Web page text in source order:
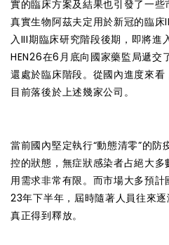
實的臨床方案及結果也引發了一些
真實生物阿茲夫定用於新冠的臨
入III期臨床研究階段後期，即將進
HEN26在6月底向國家藥監局遞交
還處於臨床階段。從國內進度來
目前落後於上述幾家公司。
當前國內堅定執行“動態清零”的
控的狀態，無症狀感染者占絕大
用需求非常有限。而市場大多預
23年下半年，屆時隨著人員往來
真正得到釋放。